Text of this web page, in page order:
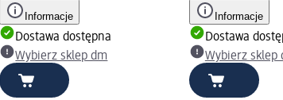
Informacje
Dostawa dostępna
Wybierz sklep dm
Informacje
Dostawa
Wybierz sklep